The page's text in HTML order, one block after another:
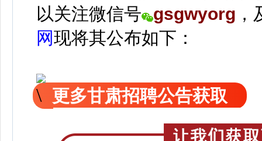
以关注微信号 gsgwyorg ，
网现将其公布如下：
更多甘肃招聘公告获取